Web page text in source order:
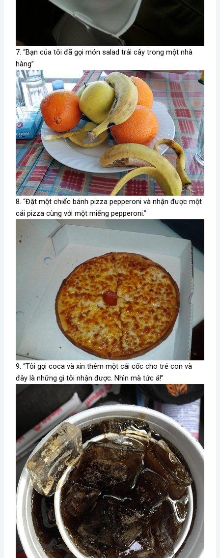
7. “Bạn của tôi đã gọi món salad trái cây trong một nhà
hàng”
8. “Đặt một chiếc bánh pizza pepperoni và nhận được một
cái pizza cùng với một miếng pepperoni.”
9. “Tôi gọi coca và xin thêm một cái cốc cho trẻ con và
đây là những gì tôi nhận được. Nhìn mà tức á!”